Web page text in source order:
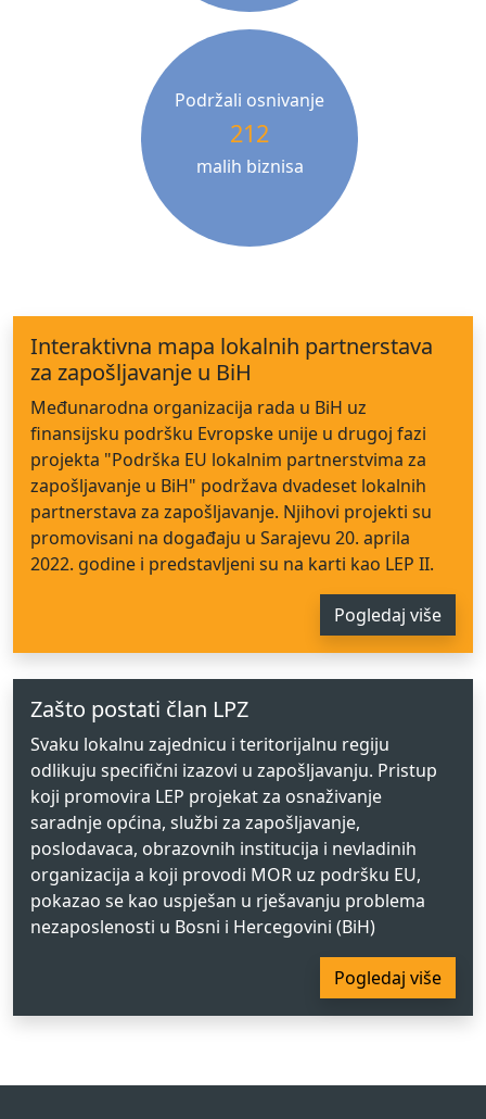
Podržali osnivanje
212
malih biznisa
Interaktivna mapa lokalnih partnerstava
za zapošljavanje u BiH
Međunarodna organizacija rada u BiH uz
finansijsku podršku Evropske unije u drugoj fazi
projekta "Podrška EU lokalnim partnerstvima za
zapošljavanje u BiH" podržava dvadeset lokalnih
partnerstava za zapošljavanje. Njihovi projekti su
promovisani na događaju u Sarajevu 20. aprila
2022. godine i predstavljeni su na karti kao LEP II.
Pogledaj više
Zašto postati član LPZ
Svaku lokalnu zajednicu i teritorijalnu regiju
odlikuju specifični izazovi u zapošljavanju. Pristup
koji promovira LEP projekat za osnaživanje
saradnje općina, službi za zapošljavanje,
poslodavaca, obrazovnih institucija i nevladinih
organizacija a koji provodi MOR uz podršku EU,
pokazao se kao uspješan u rješavanju problema
nezaposlenosti u Bosni i Hercegovini (BiH)
Pogledaj više